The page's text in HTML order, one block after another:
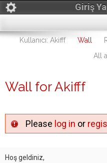
Giriş
Kullanıcı: Akifff Wall
All
Wall for Akifff
Please log in or
Hoş geldiniz,